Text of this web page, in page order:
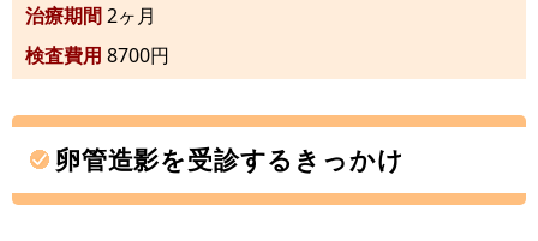
治療期間2ヶ月
検査費用 8700円
卵管造影を受診するきっかけ